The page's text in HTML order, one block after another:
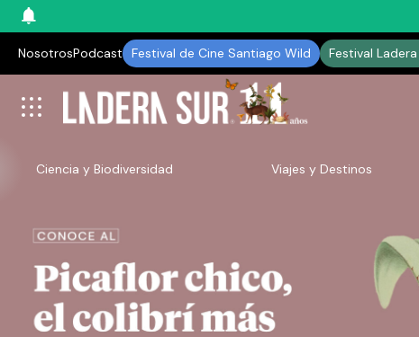
NosotrosPodcast Festival de Cine Santiago Wild Festival
Ciencia y Biodiversidad Viajes y Destinos